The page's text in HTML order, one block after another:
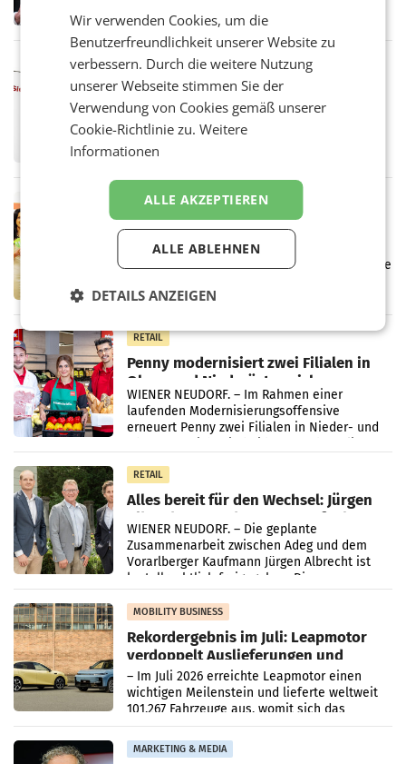
von 1.544,0 Mio. EUR erwirtschaftet, was
einem Plus von 3,8 Prozent gegenüber dem
Vergleichszeitraum
MARKETING & MEDIA
ProSiebenSat.1 spart und macht
überraschend viel Gewinn
UNTERFÖHRING/MAILAND/AMSTERDAM. Der
Fernsehkonzern ProSiebenSat.1 hat im
Frühjahr dank Kostensenkungen operativ
Markterwartung deutlich übertroffen.
RETAIL
Eine Bühne für Zirkularität: ARA und
Müller informieren am POS über
Über den gesamten August hinweg rücken die
Handelskonzern Müller die Initiative
Müller-Filialen
RETAIL
Penny modernisiert zwei Filialen in
Ober- und Niederösterreich
WIENER NEUDORF. – Im Rahmen einer
laufenden Modernisierungsoffensive
erneuert Penny zwei Filialen in Nieder- und
RETAIL
Alles bereit für den Wechsel: Jürgen
Albrecht setzt ab 1.1.2027 auf Adeg
WIENER NEUDORF. – Die geplante
Zusammenarbeit zwischen Adeg und dem
Vorarlberger Kaufmann Jürgen Albrecht ist
kartellrechtlich freigegeben: Die
Bundeswettbewerbsbehörde und der
Bundeskartellanwalt
MOBILITY BUSINESS
Rekordergebnis im Juli: Leapmotor
verdoppelt Auslieferungen und
überschreitet die 100.000er-Marke
– Im Juli 2026 erreichte Leapmotor einen
wichtigen Meilenstein und lieferte weltweit
101.267 Fahrzeuge aus, womit sich das
Ergebnis gegenüber Juli 2025 mehr als
verdoppelte (+102
MARKETING & MEDIA
Wir verwenden Cookies, um die
Benutzerfreundlichkeit unserer Website zu
verbessern. Durch die weitere Nutzung
unserer Webseite stimmen Sie der
Verwendung von Cookies gemäß unserer
Cookie-Richtlinie zu.Weitere
Informationen
ALLE AKZEPTIEREN
ALLE ABLEHNEN
DETAILS ANZEIGEN